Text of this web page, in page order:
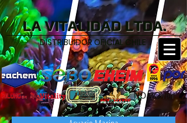
LA VITALIDAD LTDA.
DISTRIBUIDOR OFICIAL CHILE